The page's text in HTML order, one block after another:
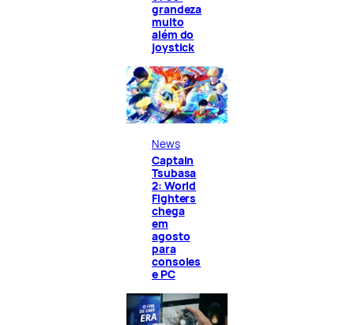
grandeza
muito
além do
joystick
News
Captain
Tsubasa
2: World
Fighters
chega
em
agosto
para
consoles
e PC